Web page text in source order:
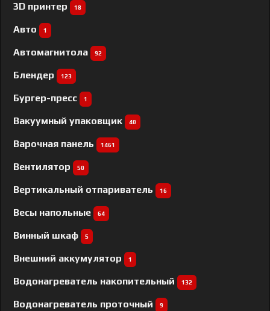
3D принтер 18
Авто 1
Автомагнитола 92
Блендер 123
Бургер-пресс 1
Вакуумный упаковщик 40
Варочная панель 1461
Вентилятор 50
Вертикальный отпариватель 16
Весы напольные 64
Винный шкаф 5
Внешний аккумулятор 1
Водонагреватель накопительный 132
Водонагреватель проточный 9